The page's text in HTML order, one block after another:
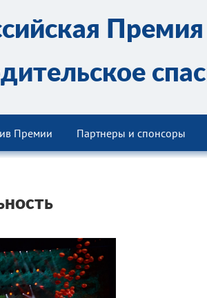
Премии Партнеры и спонсоры